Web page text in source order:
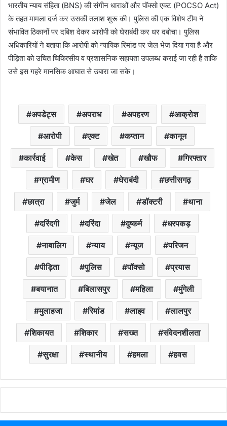
भारतीय न्याय संहिता (BNS) की संगीन धाराओं और पॉक्सो एक्ट (POCSO Act)
के तहत मामला दर्ज कर उसकी तलाश शुरू की। पुलिस की एक विशेष टीम ने
संभावित ठिकानों पर दबिश देकर आरोपी को घेराबंदी कर धर दबोचा। पुलिस
अधिकारियों ने बताया कि आरोपी को न्यायिक रिमांड पर जेल भेज दिया गया है और
पीड़िता को उचित चिकित्सीय व प्रशासनिक सहायता उपलब्ध कराई जा रही है ताकि
उसे इस गहरे मानसिक आघात से उबारा जा सके।
अपडेट्स अपराध अपहरण आक्रोश
आरोपी एक्ट कप्तान कानून
कार्रवाई केस खेत खौफ गिरफ्तार
ग्रामीण घर घेराबंदी छत्तीसगढ़
छात्रा जुर्म जेल डॉक्टरी थाना
दरिंदगी दरिंदा दुष्कर्म धरपकड़
नाबालिग न्याय न्यूज परिजन
पीड़िता पुलिस पॉक्सो प्रयास
बयानात बिलासपुर महिला मुंगेली
मुलाहजा रिमांड लाइव लालपुर
शिकायत शिकार सख्त संवेदनशीलता
सुरक्षा स्थानीय हमला हवस